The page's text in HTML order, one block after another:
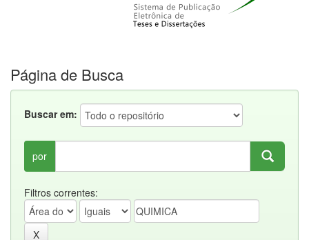
Página de Busca
Buscar em:
por
Filtros correntes: